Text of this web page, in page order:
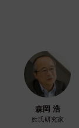
森岡 浩
姓氏研究家